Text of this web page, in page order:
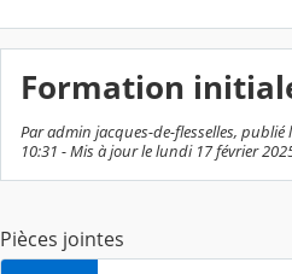
Formation
Par admin jacques-de-flesselles,
10:31 - Mis à jour le lundi 17 février
Pièces jointes